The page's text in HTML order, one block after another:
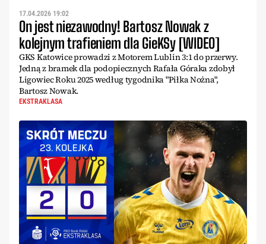
17.04.2026 19:02
On jest niezawodny! Bartosz Nowak z
kolejnym trafieniem dla GieKSy [WIDEO]
GKS Katowice prowadzi z Motorem Lublin 3:1 do przerwy.
Jedną z bramek dla podopiecznych Rafała Góraka zdobył
Ligowiec Roku 2025 według tygodnika "Piłka Nożna",
Bartosz Nowak.
EKSTRAKLASA